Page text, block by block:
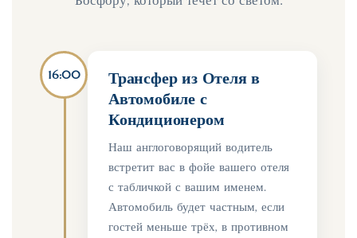
16:00
Трансфер из Отеля в
Автомобиле с
Кондиционером
Наш англоговорящий водитель
встретит вас в фойе вашего отеля
с табличкой с вашим именем.
Автомобиль будет частным, если
гостей меньше трёх, в противном